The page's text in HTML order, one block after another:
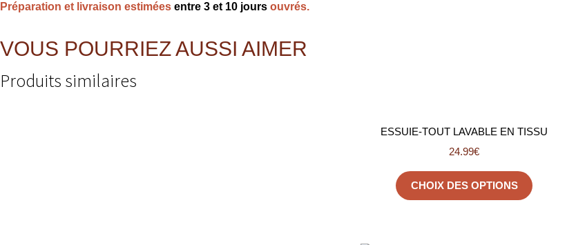
/
à
Préparation et livraison estimées entre 3 et 10 jours ouvrés.
VOUS POURRIEZ AUSSI AIMER
Produits similaires
ESSUIE-TOUT LAVABLE EN TISSU
24.99€
CHOIX DES OPTIONS